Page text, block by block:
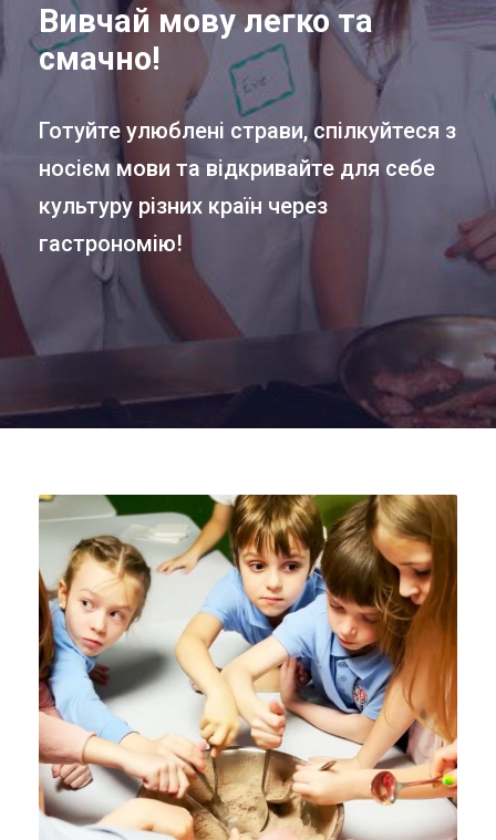
Вивчай мову легко та
смачно!
Готуйте улюблені страви, спілкуйтеся з
носієм мови та відкривайте для себе
культуру різних країн через
гастрономію!